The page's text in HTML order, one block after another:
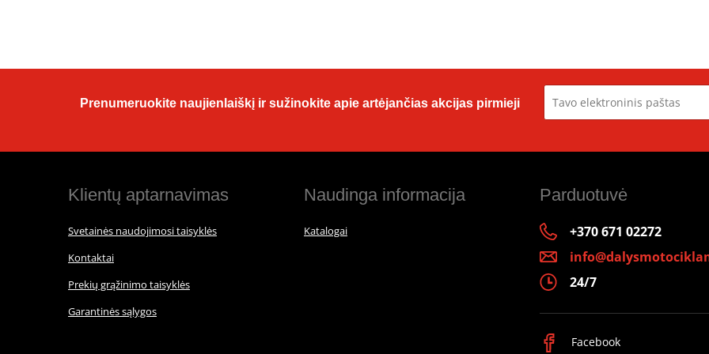
Prenumeruokite naujienlaiškį ir sužinokite apie artėjančias akcijas pirmieji
Klientų aptarnavimas
Svetainės naudojimosi taisyklės
Kontaktai
Prekių grąžinimo taisyklės
Garantinės sąlygos
Naudinga informacija
Katalogai
Parduotuvė
+370 671 02272
24/7
Facebook